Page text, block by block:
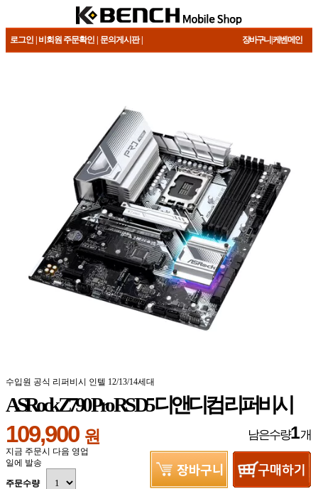
로그인 | 비회원 주문확인 문의게시판 케벤 메인
장바구니
수입원 공식 리퍼비시 인텔 12/13/14세대
ASRock Z790 Pro RS D5 디앤디컴 리퍼비시
109,900 원 남은수량1개
지금 주문시 다음 영업
일에 발송
주문수량